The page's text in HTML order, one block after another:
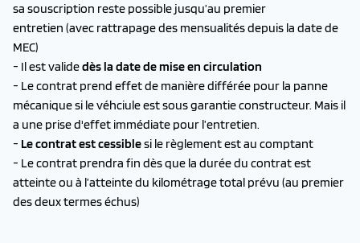
sa souscription reste possible jusqu’au premier
entretien (avec rattrapage des mensualités depuis la date de
MEC)
- Il est validedès la date de mise en circulation
- Le contrat prend effet de manière différée pour la panne
mécanique si le véhciule est sous garantie constructeur. Mais il
a une prise d'effet immédiate pour l’entretien.
- Le contrat est cessiblesi le règlement est au comptant
- Le contrat prendra fin dès que la durée du contrat est
atteinte ou à l’atteinte du kilométrage total prévu (au premier
des deux termes échus)